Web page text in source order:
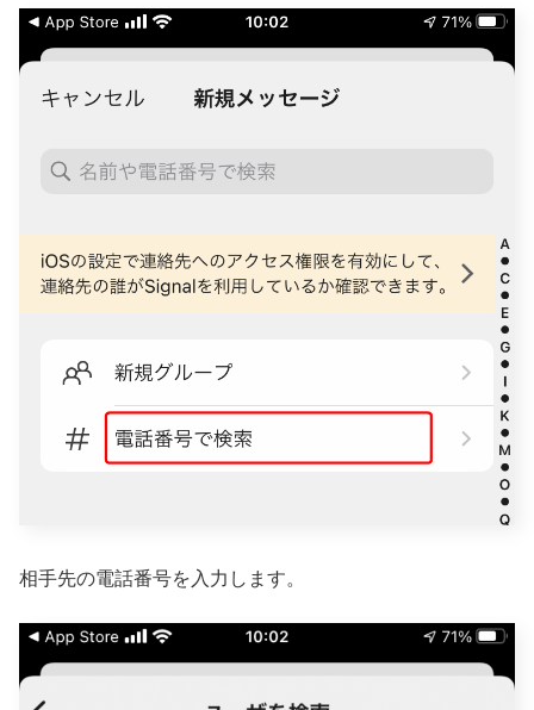
相手先の電話番号を入力します。